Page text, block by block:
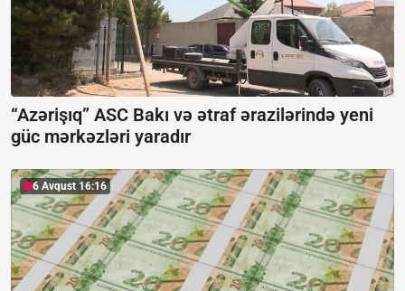
“Azərişıq” ASC Bakı və ətraf ərazilərində yeni
güc mərkəzləri yaradır
6 Avqust 16:16